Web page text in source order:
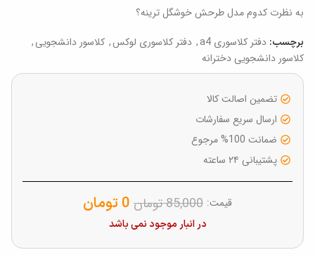
به نظرت کدوم مدل طرحش خوشگل ترینه؟
برچسب: دفتر کلاسوری a4 , دفتر کلاسوری لوکس, کلاسور دانشجویی,
کلاسور دانشجویی دخترانه
تضمین اصالت کالا
ارسال سریع سفارشات
ضمانت 100% مرجوع
پشتیبانی ۲۴ ساعته
قیمت: 85,000تومان 0 تومان
در انبار موجود نمی باشد